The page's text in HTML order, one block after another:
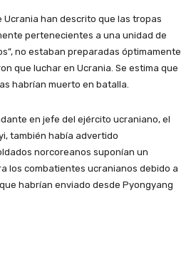
han descrito que las tropas
pertenecientes a una unidad de
no estaban preparadas óptimamente
que luchar en Ucrania. Se estima que
habrían muerto en batalla.
en jefe del ejército ucraniano, el
también había advertido
norcoreanos suponían un
los combatientes ucranianos debido a
habrían enviado desde Pyongyang